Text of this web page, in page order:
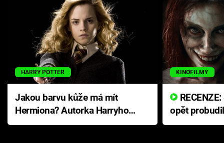
HARRY POTTER
Jakou barvu kůže má mít
Hermiona? Autorka Harryho
Pottera přišla s ráznou
KINOFILMY
opět
přichází s